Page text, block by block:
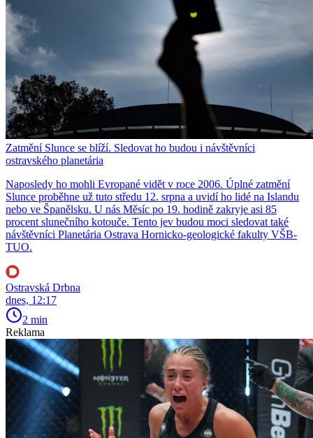
Zatmění Slunce se blíží. Sledovat ho budou i návštěvníci
ostravského planetária
Naposledy ho mohli Evropané vidět v roce 2006. Úplné zatmění
Slunce proběhne už tuto středu 12. srpna a uvidí ho lidé na Islandu
nebo ve Španělsku. U nás Měsíc po 19. hodině zakryje asi 85
procent slunečního kotouče. Tento jev budou moci sledovat také
návštěvníci Planetária Ostrava Hornicko-geologické fakulty VŠB-
TUO.
Ostravská Drbna
dnes, 12:17
2 min
Reklama